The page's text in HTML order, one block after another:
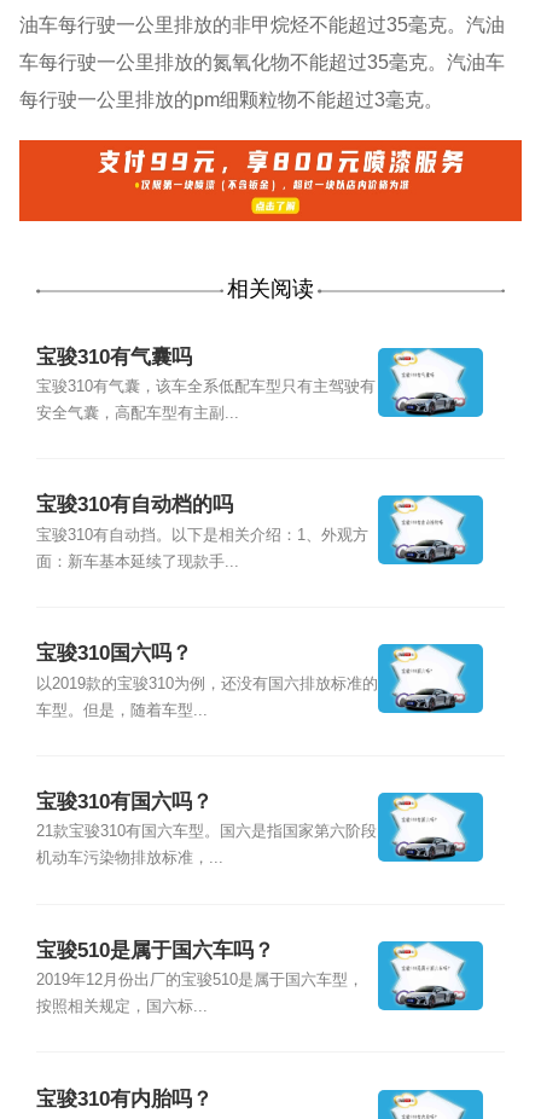
油车每行驶一公里排放的非甲烷烃不能超过35毫克。汽油
车每行驶一公里排放的氮氧化物不能超过35毫克。汽油车
每行驶一公里排放的pm细颗粒物不能超过3毫克。
相关阅读
宝骏310有气囊吗
宝骏310有气囊，该车全系低配车型只有主驾驶有
安全气囊，高配车型有主副...
宝骏310有自动档的吗
宝骏310有自动挡。以下是相关介绍：1、外观方
面：新车基本延续了现款手...
宝骏310国六吗？
以2019款的宝骏310为例，还没有国六排放标准的
车型。但是，随着车型...
宝骏310有国六吗？
21款宝骏310有国六车型。国六是指国家第六阶段
机动车污染物排放标准，...
宝骏510是属于国六车吗？
2019年12月份出厂的宝骏510是属于国六车型，
按照相关规定，国六标...
宝骏310有内胎吗？